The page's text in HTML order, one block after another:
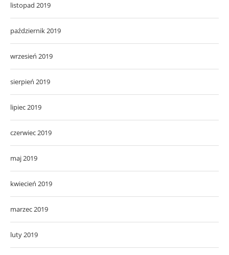
listopad 2019
październik 2019
wrzesień 2019
sierpień 2019
lipiec 2019
czerwiec 2019
maj 2019
kwiecień 2019
marzec 2019
luty 2019